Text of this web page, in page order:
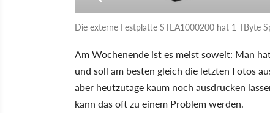
Die externe Festplatte STEA1000200 hat 1 TByte
Am Wochenende ist es meist soweit: Man
und soll am besten gleich die letzten Fotos
aber heutzutage kaum noch ausdrucken
kann das oft zu einem Problem werden.